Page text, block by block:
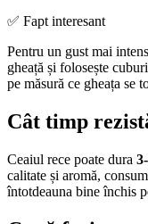
✅ Fapt interesant
Pentru un gust mai
gheață și folosește
pe măsură ce gheața se
Cât timp
Ceaiul rece poate dura
calitate și aromă,
întotdeauna bine închis